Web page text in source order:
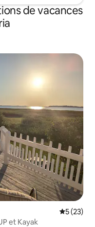
de vacances
plus aimés
Note
5 (23)
et Kayak